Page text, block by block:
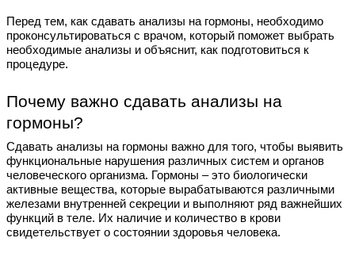
Перед тем, как сдавать анализы на гормоны, необходимо
проконсультироваться с врачом, который поможет выбрать
необходимые анализы и объяснит, как подготовиться к
процедуре.
Почему важно сдавать анализы на
гормоны?
Сдавать анализы на гормоны важно для того, чтобы выявить
функциональные нарушения различных систем и органов
человеческого организма. Гормоны – это биологически
активные вещества, которые вырабатываются различными
железами внутренней секреции и выполняют ряд важнейших
функций в теле. Их наличие и количество в крови
свидетельствует о состоянии здоровья человека.